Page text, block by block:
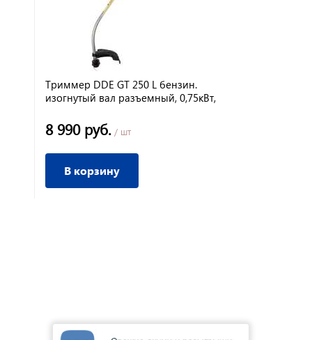
Триммер DDE GT 250 L бензин.
изогнутый вал разъемный, 0,75кВт,
головка
8 990 руб. / шт
В корзину